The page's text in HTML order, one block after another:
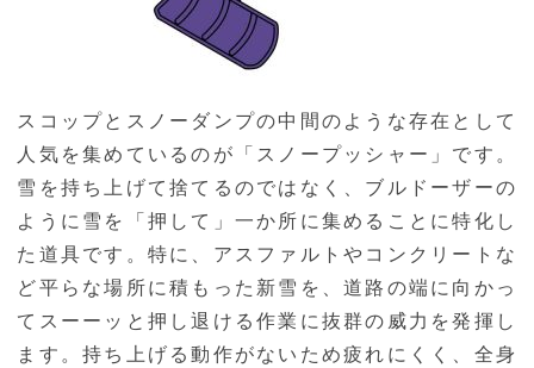
スコップとスノーダンプの中間のような存在として
人気を集めているのが「スノープッシャー」です。
雪を持ち上げて捨てるのではなく、ブルドーザーの
ように雪を「押して」一か所に集めることに特化し
た道具です。特に、アスファルトやコンクリートな
ど平らな場所に積もった新雪を、道路の端に向かっ
てスーーッと押し退ける作業に抜群の威力を発揮し
ます。持ち上げる動作がないため疲れにくく、全身